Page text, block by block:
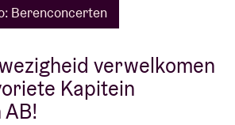
Berenconcerten
verwelkomen
Kapitein